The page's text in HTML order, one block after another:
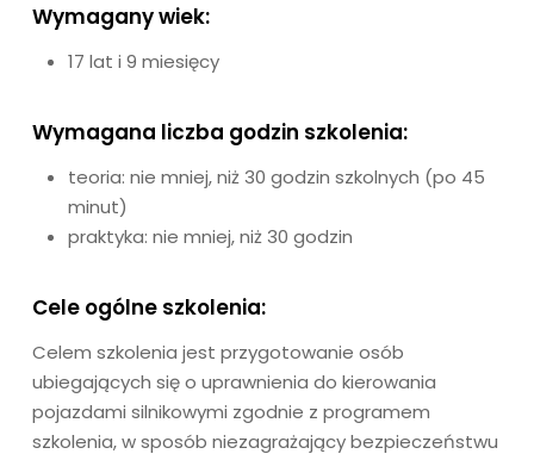
Wymagany wiek:
17 lat i 9 miesięcy
Wymagana liczba godzin szkolenia:
teoria: nie mniej, niż 30 godzin szkolnych (po 45
minut)
praktyka: nie mniej, niż 30 godzin
Cele ogólne szkolenia:
Celem szkolenia jest przygotowanie osób
ubiegających się o uprawnienia do kierowania
pojazdami silnikowymi zgodnie z programem
szkolenia, w sposób niezagrażający bezpieczeństwu